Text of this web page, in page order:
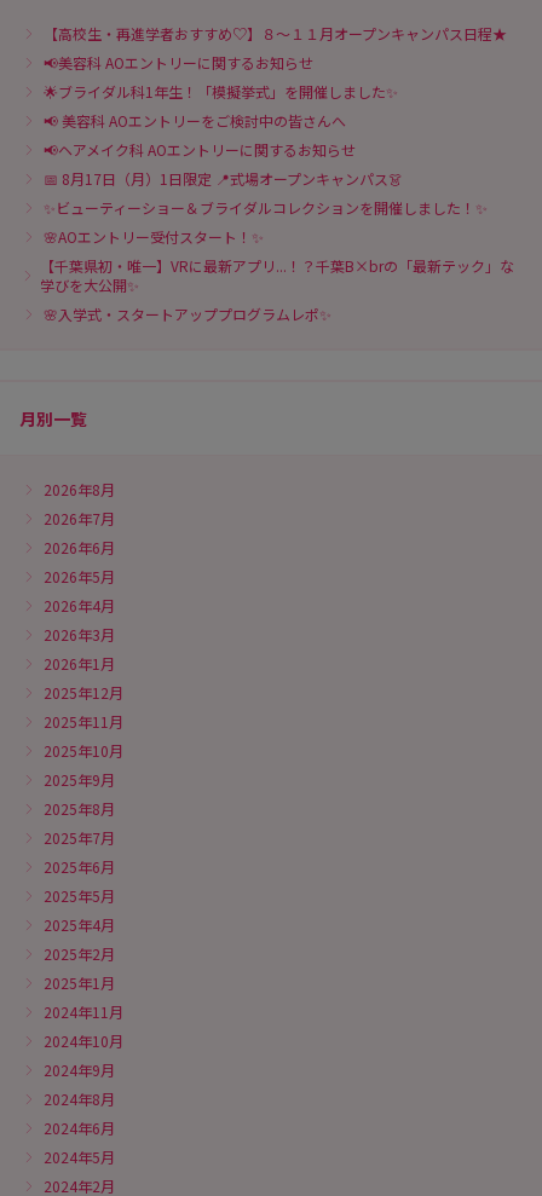
【高校生・再進学者おすすめ♡】８～１１月オープンキャンパス日程★
📢美容科 AOエントリーに関するお知らせ
🌟ブライダル科1年生！「模擬挙式」を開催しました✨
📢 美容科 AOエントリーをご検討中の皆さんへ
📢ヘアメイク科 AOエントリーに関するお知らせ
📅 8月17日（月）1日限定 📍式場オープンキャンパス👗
✨ビューティーショー＆ブライダルコレクションを開催しました！✨
🌸AOエントリー受付スタート！✨
【千葉県初・唯一】VRに最新アプリ...！？千葉B×brの「最新テック」な
学びを大公開✨
🌸入学式・スタートアッププログラムレポ✨
月別一覧
2026年8月
2026年7月
2026年6月
2026年5月
2026年4月
2026年3月
2026年1月
2025年12月
2025年11月
2025年10月
2025年9月
2025年8月
2025年7月
2025年6月
2025年5月
2025年4月
2025年2月
2025年1月
2024年11月
2024年10月
2024年9月
2024年8月
2024年6月
2024年5月
2024年2月